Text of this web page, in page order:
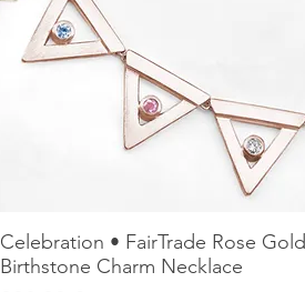
Celebration • FairTrade Rose Gold
Birthstone Charm Necklace